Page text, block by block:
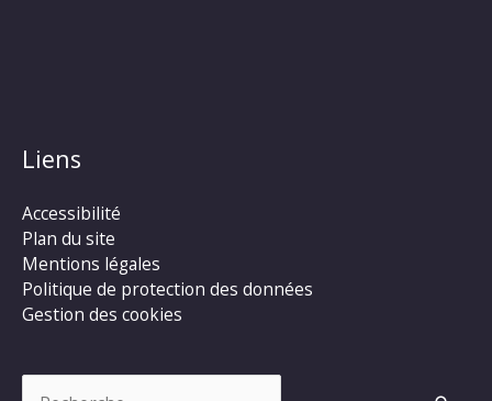
Liens
Accessibilité
Plan du site
Mentions légales
Politique de protection des données
Gestion des cookies